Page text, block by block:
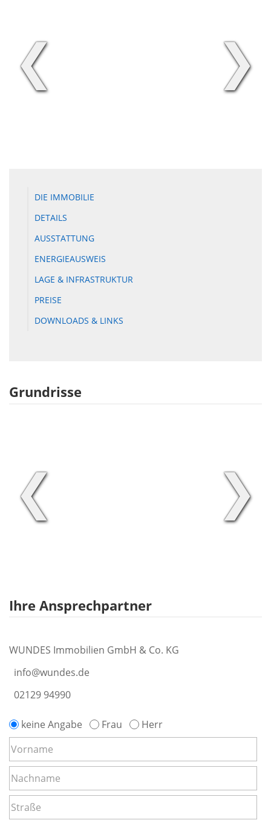
❮ ❯
DIE IMMOBILIE
DETAILS
AUSSTATTUNG
ENERGIEAUSWEIS
LAGE & INFRASTRUKTUR
PREISE
DOWNLOADS & LINKS
Grundrisse
❮ ❯
Ihre Ansprechpartner
WUNDES Immobilien GmbH & Co. KG
info@wundes.de
02129 94990
keine Angabe Frau Herr